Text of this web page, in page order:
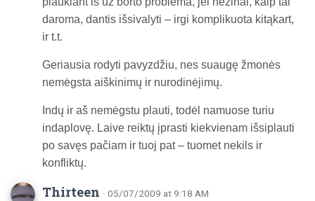
daroma, dantis išsivalyti – irgi komplikuota kitąkart,
ir t.t.
Geriausia rodyti pavyzdžiu, nes suaugę žmonės
nemėgsta aiškinimų ir nurodinėjimų.
Indų ir aš nemėgstu plauti, todėl namuose turiu
indaplovę. Laive reiktų įprasti kiekvienam išsiplauti
po savęs pačiam ir tuoj pat – tuomet nekils ir
konfliktų.
Thirteen · 05/07/2009 at 9:18 AM